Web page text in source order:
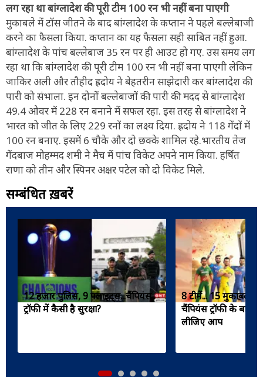
लग रहा था बांग्लादेश की पूरी टीम 100 रन भी नहीं बना पाएगी
मुकाबले में टॉस जीतने के बाद बांग्लादेश के कप्तान ने पहले बल्लेबाजी
करने का फैसला किया. कप्तान का यह फैसला सही साबित नहीं हुआ.
बांग्लादेश के पांच बल्लेबाज 35 रन पर ही आउट हो गए. उस समय लग
रहा था कि बांग्लादेश की पूरी टीम 100 रन भी नहीं बना पाएगी लेकिन
जाकिर अली और तौहीद ह्रदोय ने बेहतरीन साझेदारी कर बांग्लादेश की
पारी को संभाला. इन दोनों बल्लेबाजों की पारी की मदद से बांग्लादेश
49.4 ओवर में 228 रन बनाने में सफल रहा. इस तरह से बांग्लादेश ने
भारत को जीत के लिए 229 रनों का लक्ष्य दिया. ह्रदोय ने 118 गेंदों में
100 रन बनाए. इसमें 6 चौके और दो छक्के शामिल रहे.भारतीय तेज
गेंदबाज मोहम्मद शमी ने मैच में पांच विकेट अपने नाम किया. हर्षित
राणा को तीन और स्पिनर अक्षर पटेल को दो विकेट मिले.
सम्बंधित ख़बरें
12 हजार पुलिस, 9 फ्लाइट्स...चैंपियंस
ट्रॉफी में कैसी है सुरक्षा?
8 टीमें... 15
चैंपियंस ट्रॉफी के बारे
लीजिए आप